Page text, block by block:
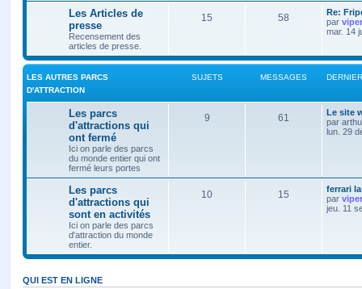
Les Articles de
presse
Recensement des
articles de presse.
15 58
Re:
par
mar. 14
LES AUTRES PARCS
D'ATTRACTION
SUJETS MESSAGES
Les parcs
d'attractions qui
ont fermé
Ici on parle des parcs
du monde entier qui ont
fermé leurs portes
9 61
Le site
par
lun. 29
Les parcs
d'attractions qui
sont en activités
Ici on parle des parcs
d'attraction du monde
entier.
10 15
ferrari
par
jeu. 11
QUI EST EN LIGNE